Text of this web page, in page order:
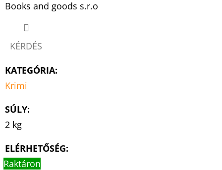
Books and goods s.r.o
KÉRDÉS
KATEGÓRIA:
Krimi
SÚLY:
2 kg
ELÉRHETŐSÉG:
Raktáron